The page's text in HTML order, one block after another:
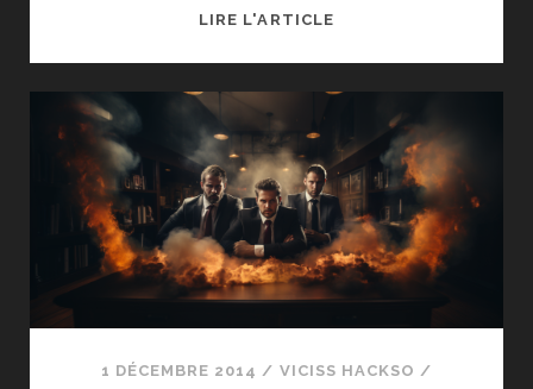
LIRE L'ARTICLE★
!
VOICI
LES
SECRETS
DES
TITRES
RACOLEURS,
1 DÉCEMBRE 2014 / VICISS HACKSO /